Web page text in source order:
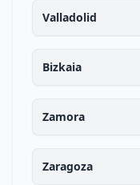
Valladolid
Bizkaia
Zamora
Zaragoza